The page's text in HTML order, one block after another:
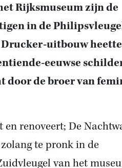
Rijksmuseum zijn de
in de
uitbouw
eeuwse
door de broer van
renoveert; De
te pronk in de
van het